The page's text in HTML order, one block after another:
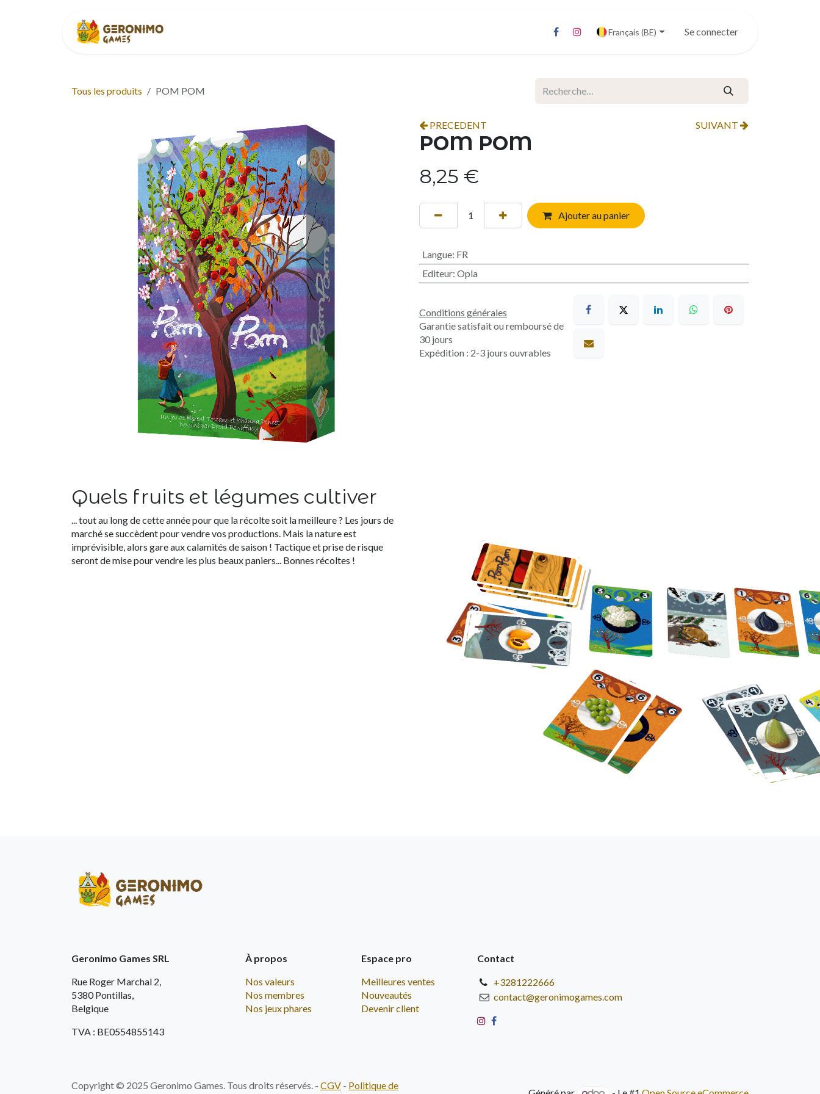
Français (BE) Se connecter
Tous les produits POM POM
PRECEDENT SUIVANT
POM POM
8,25 €
Ajouter au panier
Langue: FR
Editeur: Opla
Conditions générales
Garantie satisfait ou remboursé de
30 jours
Expédition : 2-3 jours ouvrables
Quels fruits et légumes cultiver
... tout au long de cette année pour que la récolte soit la meilleure ? Les jours de
marché se succèdent pour vendre vos productions. Mais la nature est
imprévisible, alors gare aux calamités de saison ! Tactique et prise de risque
seront de mise pour vendre les plus beaux paniers... Bonnes récoltes !
Geronimo Games SRL
Rue Roger Marchal 2,
5380 Pontillas,
Belgique
TVA : BE0554855143
À propos
Nos valeurs
Nos membres
Nos jeux phares
Espace pro
Meilleures ventes
Nouveautés
Devenir client
Contact
+3281222666
contact@geronimogames.com
Copyright © 2025 Geronimo Games. Tous droits réservés. - CGV - Politique de